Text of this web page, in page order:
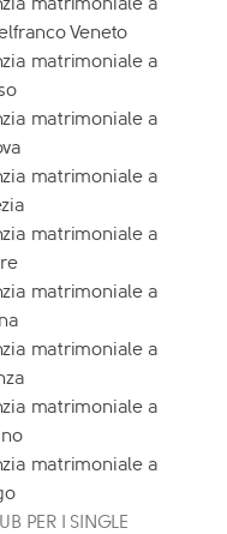
Veneto
matrimoniale a
matrimoniale a
matrimoniale a
matrimoniale a
matrimoniale a
matrimoniale a
matrimoniale a
matrimoniale a
PER I SINGLE